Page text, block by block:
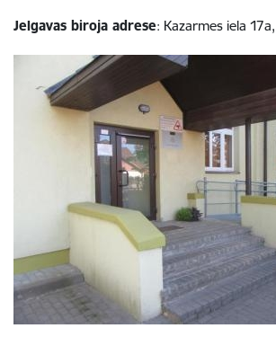
Jelgavas biroja adrese: Kazarmes iela